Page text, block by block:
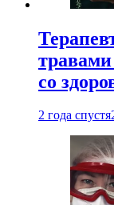
со
2 года спустя